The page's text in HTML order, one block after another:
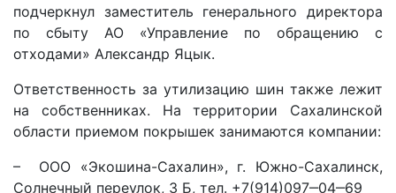
подчеркнул заместитель генерального директора
по сбыту АО «Управление по обращению с
отходами» Александр Яцык.
Ответственность за утилизацию шин также лежит
на собственниках. На территории Сахалинской
области приемом покрышек занимаются компании:
– ООО «Экошина-Сахалин», г. Южно-Сахалинск,
Солнечный переулок, 3 Б, тел. +7(914)097‒04‒69